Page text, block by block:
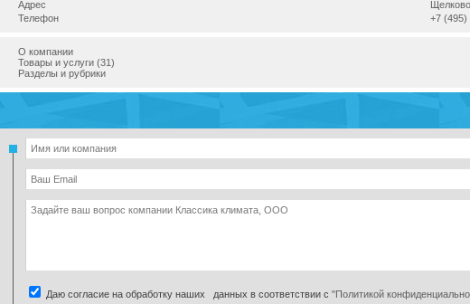
Адрес
Телефон
+7 (495)
О компании
Товары и услуги (31)
Разделы и рубрики
Даю согласие на обработку наших данных в соответствии с "Политикой